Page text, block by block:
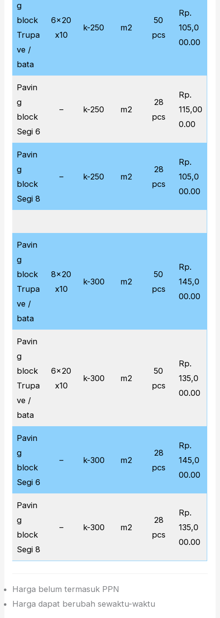
g
block
Trupa
ve /
bata
6x20
x10
k-250 m2
50
pcs
Rp.
105,0
00.00
Pavin
g
block
Segi 6
– k-250 m2
28
pcs
Rp.
115,00
0.00
Pavin
g
block
Segi 8
– k-250 m2
28
pcs
Rp.
105,0
00.00
Pavin
g
block
Trupa
ve /
bata
8x20
x10
k-300 m2
50
pcs
Rp.
145,0
00.00
Pavin
g
block
Trupa
ve /
bata
6x20
x10
k-300 m2
50
pcs
Rp.
135,0
00.00
Pavin
g
block
Segi 6
– k-300 m2
28
pcs
Rp.
145,0
00.00
Pavin
g
block
Segi 8
– k-300 m2
28
pcs
Rp.
135,0
00.00
Harga belum termasuk PPN
Harga dapat berubah sewaktu-waktu